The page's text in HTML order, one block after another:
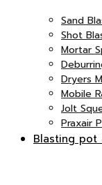
แอนด์
บริษัท
เอ็ม
Sand
Shot
Mortar
Dryers
Mobile
Jolt
Praxair
Blasting pot